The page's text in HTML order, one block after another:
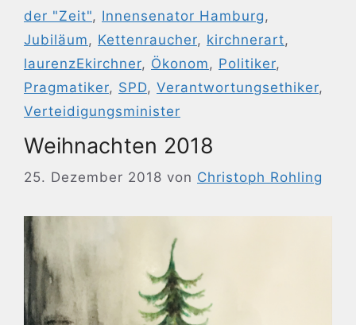
der "Zeit", Innensenator Hamburg ,
Jubiläum , Kettenraucher, kirchnerart,
laurenzEkirchner, Ökonom , Politiker,
Pragmatiker, SPD, Verantwortungsethiker,
Verteidigungsminister
Weihnachten 2018
25. Dezember 2018 von Christoph Rohling